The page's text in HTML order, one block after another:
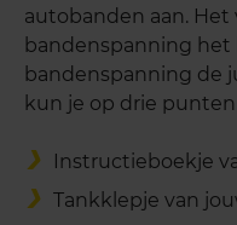
autobanden aan.
bandenspanning het
bandenspanning de
kun je op drie
Instructieboekje
Tankklepje van